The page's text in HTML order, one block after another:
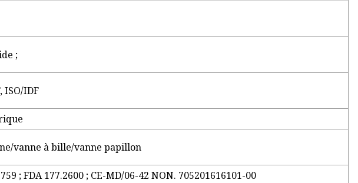
;
ISO/IDF
vanne à bille/vanne papillon
; FDA 177.2600 ; CE-MD/06-42 NON. 705201616101-00